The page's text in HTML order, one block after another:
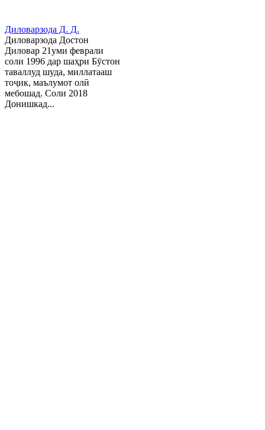
Диловарзода Д. Д.
Диловарзода Достон
Диловар 21уми феврали
соли 1996 дар шаҳри Бӯстон
таваллуд шуда, миллатааш
тоҷик, маълумот олӣ
мебошад. Соли 2018
Донишкад...